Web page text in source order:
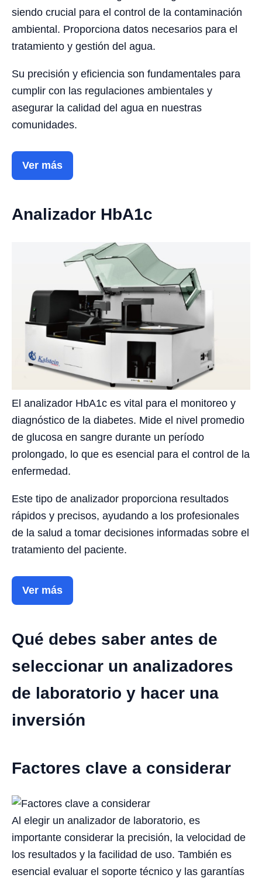
siendo crucial para el control de la contaminación
ambiental. Proporciona datos necesarios para el
tratamiento y gestión del agua.
Su precisión y eficiencia son fundamentales para
cumplir con las regulaciones ambientales y
asegurar la calidad del agua en nuestras
comunidades.
Ver más
Analizador HbA1c
El analizador HbA1c es vital para el monitoreo y
diagnóstico de la diabetes. Mide el nivel promedio
de glucosa en sangre durante un período
prolongado, lo que es esencial para el control de la
enfermedad.
Este tipo de analizador proporciona resultados
rápidos y precisos, ayudando a los profesionales
de la salud a tomar decisiones informadas sobre el
tratamiento del paciente.
Ver más
Qué debes saber antes de
seleccionar un analizadores
de laboratorio y hacer una
inversión
Factores clave a considerar
Al elegir un analizador de laboratorio, es
importante considerar la precisión, la velocidad de
los resultados y la facilidad de uso. También es
esencial evaluar el soporte técnico y las garantías